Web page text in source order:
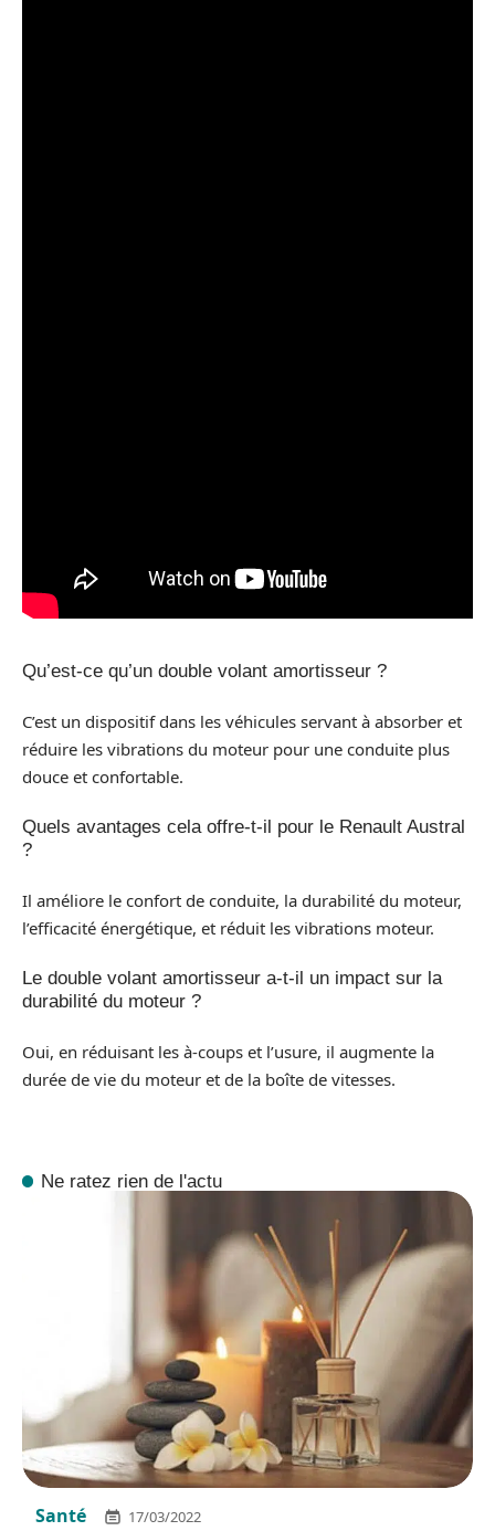
Qu’est-ce qu’un double volant amortisseur ?
C’est un dispositif dans les véhicules servant à absorber et
réduire les vibrations du moteur pour une conduite plus
douce et confortable.
Quels avantages cela offre-t-il pour le Renault Austral
?
Il améliore le confort de conduite, la durabilité du moteur,
l’efficacité énergétique, et réduit les vibrations moteur.
Le double volant amortisseur a-t-il un impact sur la
durabilité du moteur ?
Oui, en réduisant les à-coups et l’usure, il augmente la
durée de vie du moteur et de la boîte de vitesses.
Ne ratez rien de l'actu
Santé 17/03/2022